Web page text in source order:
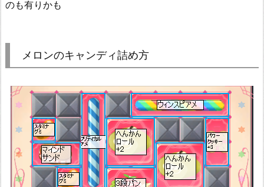
のも有りかも
メロンのキャンディ詰め方